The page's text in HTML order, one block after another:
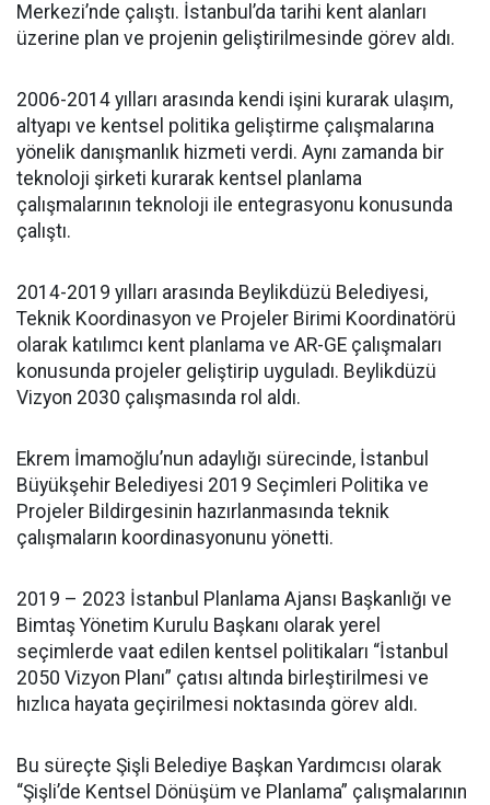
Merkezi’nde çalıştı. İstanbul’da tarihi kent alanları
üzerine plan ve projenin geliştirilmesinde görev aldı.
2006-2014 yılları arasında kendi işini kurarak ulaşım,
altyapı ve kentsel politika geliştirme çalışmalarına
yönelik danışmanlık hizmeti verdi. Aynı zamanda bir
teknoloji şirketi kurarak kentsel planlama
çalışmalarının teknoloji ile entegrasyonu konusunda
çalıştı.
2014-2019 yılları arasında Beylikdüzü Belediyesi,
Teknik Koordinasyon ve Projeler Birimi Koordinatörü
olarak katılımcı kent planlama ve AR-GE çalışmaları
konusunda projeler geliştirip uyguladı. Beylikdüzü
Vizyon 2030 çalışmasında rol aldı.
Ekrem İmamoğlu’nun adaylığı sürecinde, İstanbul
Büyükşehir Belediyesi 2019 Seçimleri Politika ve
Projeler Bildirgesinin hazırlanmasında teknik
çalışmaların koordinasyonunu yönetti.
2019 – 2023 İstanbul Planlama Ajansı Başkanlığı ve
Bimtaş Yönetim Kurulu Başkanı olarak yerel
seçimlerde vaat edilen kentsel politikaları “İstanbul
2050 Vizyon Planı” çatısı altında birleştirilmesi ve
hızlıca hayata geçirilmesi noktasında görev aldı.
Bu süreçte Şişli Belediye Başkan Yardımcısı olarak
“Şişli’de Kentsel Dönüşüm ve Planlama” çalışmalarının